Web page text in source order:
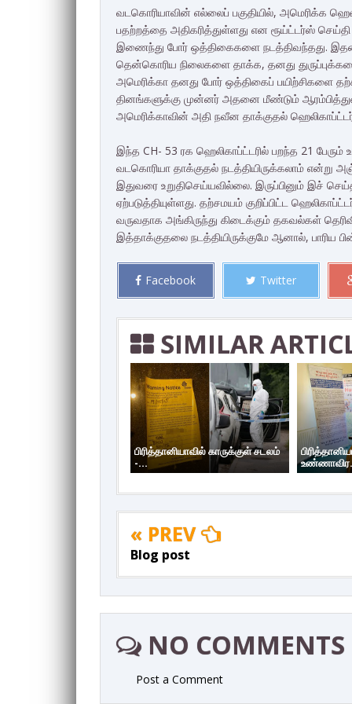
வடகொரியாவின் எல்லைப் பகுதியில், அமெரிக்க
பதற்றத்தை அதிகரித்துள்ளது என ரூய்ட்டர்ஸ்
இணைந்து போர் ஒத்திகைகளை நடத்திவந்தது.
தென்கொரிய நிலைகளை தாக்க, தனது
அமெரிக்கா தனது போர் ஒத்திகைப் பயிற்சிகளை
தினங்களுக்கு முன்னர் அதனை மீண்டும்
அமெரிக்காவின் அதி நவீன தாக்குதல் ஹெலிகாப்ட்டர்
இந்த CH- 53 ரக ஹெலிகாப்ட்டரில் பறந்த 21
வடகொரியா தாக்குதல் நடத்தியிருக்கலாம் என்று
இதுவரை உறுதிசெய்யவில்லை. இருப்பினும் இச்
ஏற்படுத்தியுள்ளது. தற்சமயம் குறிப்பிட்ட
வருவதாக அங்கிருந்து கிடைக்கும் தகவல்கள்
இத்தாக்குதலை நடத்தியிருக்குமே ஆனால், பாரிய
Facebook Twitter
SIMILAR
பிரித்தானியாவில் காருக்குள் சடலம்
-...
« PREV
Blog post
NO COMMENTS
Post a Comment